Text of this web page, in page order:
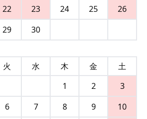
22 23 24 25
26
29 30
火 水 木 金
土
1
2
3
6 7 8 9
10